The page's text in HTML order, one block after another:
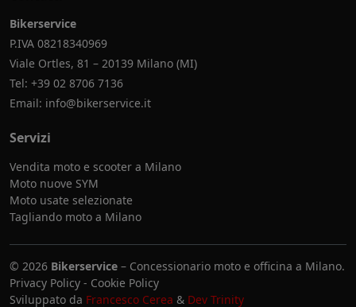
Bikerservice
P.IVA 08218340969
Viale Ortles, 81 – 20139 Milano (MI)
Tel: +39 02 8706 7136
Email: info@bikerservice.it
Servizi
Vendita moto e scooter a Milano
Moto nuove SYM
Moto usate selezionate
Tagliando moto a Milano
© 2026 Bikerservice – Concessionario moto e officina a Milano.
Privacy Policy - Cookie Policy
Sviluppato da Francesco Cerea & Dev Trinity